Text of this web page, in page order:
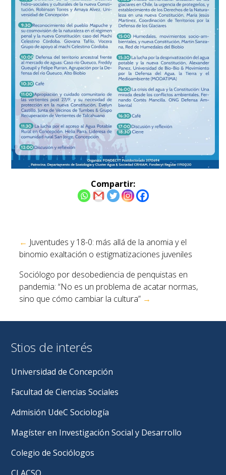
Compartir:
entradas
← Juventudes y 18-0: más allá de la anomia y el
binomio exaltación o estigmatizaciones juveniles
Sociólogo por desobediencia de penquistas en
pandemia: “No es un problema de acatar normas,
sino que cómo cambiar la cultura” →
Stios de interés
Universidad de Concepción
Facultad de Ciencias Sociales
Admisión UdeC Sociología
Magíster en Investigación Social y Desarrollo
Colegio de Sociólogos